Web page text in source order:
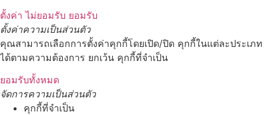
ตั้งค่า ไม่ยอมรับ ยอมรับ
ตั้งค่าความเป็นส่วนตัว
คุณสามารถเลือกการตั้งค่าคุกกี้โดยเปิด/ปิด คุกกี้ในแต่ละประเภท
ได้ตามความต้องการ ยกเว้น คุกกี้ที่จำเป็น
ยอมรับทั้งหมด
จัดการความเป็นส่วนตัว
คุกกี้ที่จำเป็น